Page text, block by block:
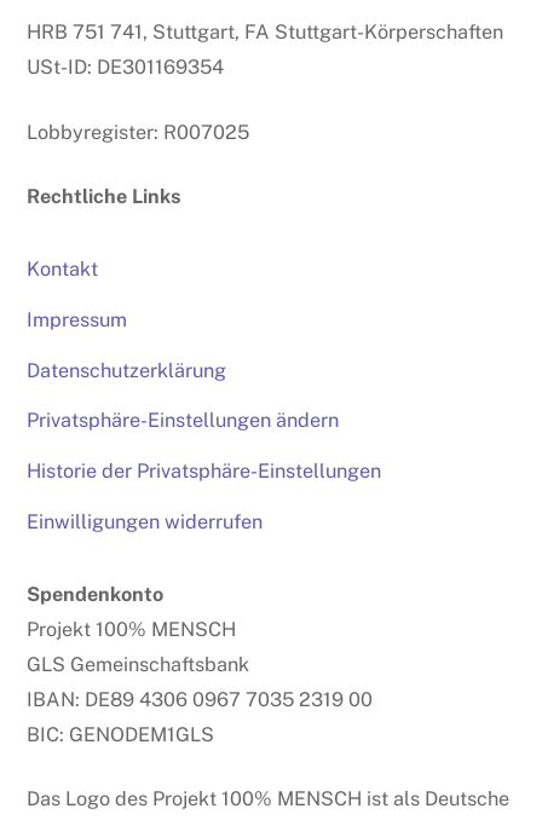
HRB 751 741, Stuttgart, FA Stuttgart-Körperschaften
USt-ID: DE301169354
Lobbyregister: R007025
Rechtliche Links
Kontakt
Impressum
Datenschutzerklärung
Privatsphäre-Einstellungen ändern
Historie der Privatsphäre-Einstellungen
Einwilligungen widerrufen
Spendenkonto
Projekt 100% MENSCH
GLS Gemeinschaftsbank
IBAN: DE89 4306 0967 7035 2319 00
BIC: GENODEM1GLS
Das Logo des Projekt 100% MENSCH ist als Deutsche